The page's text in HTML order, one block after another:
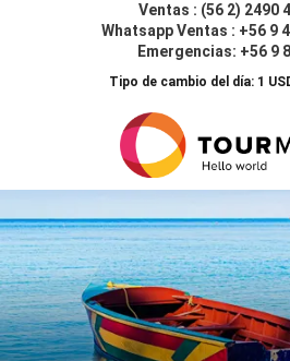
Ventas : (56 2) 2490
Whatsapp Ventas : +56 9
Emergencias: +56 9
Tipo de cambio del día: 1